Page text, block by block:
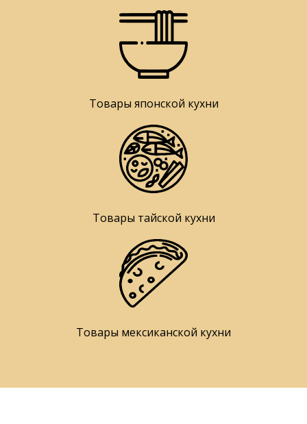
Товары японской кухни
Товары тайской кухни
Товары мексиканской кухни